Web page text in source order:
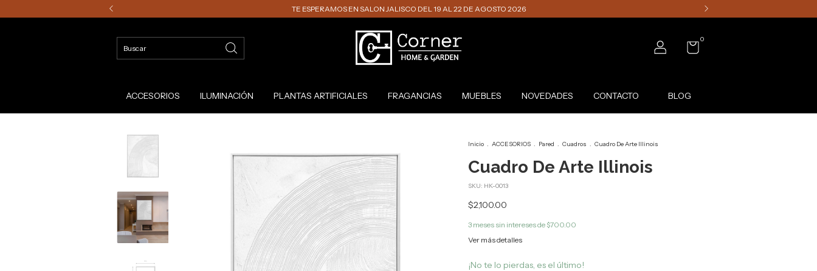
TE ESPERAMOS EN SALON JALISCO DEL 19 AL 22 DE AGOSTO 2026
0
ACCESORIOS ILUMINACIÓN PLANTAS ARTIFICIALES FRAGANCIAS MUEBLES NOVEDADES CONTACTO BLOG
Inicio . ACCESORIOS . Pared . Cuadros . Cuadro De Arte Illinois
Cuadro De Arte Illinois
SKU: HK-0013
$2,100.00
3 meses sin intereses de $700.00
Ver más detalles
¡No te lo pierdas, es el último!